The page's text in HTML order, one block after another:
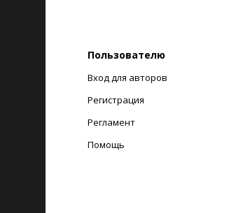
Пользователю
Вход для авторов
Регистрация
Регламент
Помощь